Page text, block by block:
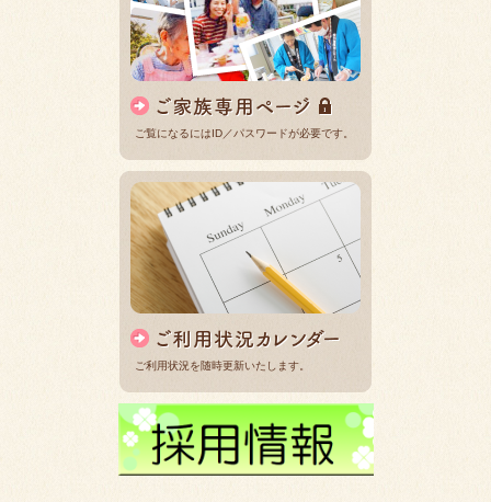
ご覧になるにはID／パスワードが必要です。
ご利用状況を随時更新いたします。